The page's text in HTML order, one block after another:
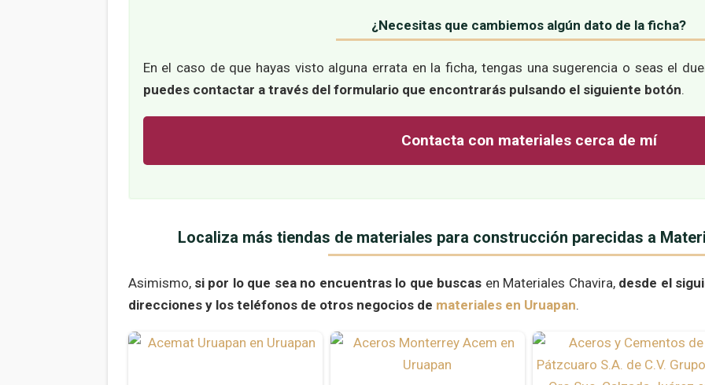
¿Necesitas que cambiemos algún dato de la ficha?
En el caso de que hayas visto alguna errata en la ficha, tengas una sugerencia o seas el
puedes contactar a través del formulario que encontrarás pulsando el siguiente botón.
Contacta con materiales cerca de mí
Localiza más tiendas de materiales para construcción parecidas a
Asimismo, si por lo que sea no encuentras lo que buscas en Materiales Chavira, desde el
direcciones y los teléfonos de otros negocios de materiales en Uruapan.